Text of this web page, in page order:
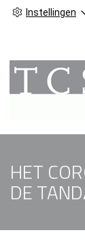
Instellingen
HET
DE